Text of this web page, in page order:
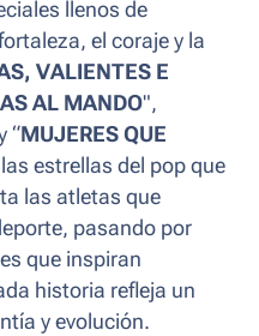
llenos de
el coraje y la
VALIENTES E
AL MANDO",
“MUJERES QUE
estrellas del pop que
las atletas que
pasando por
que inspiran
historia refleja un
y evolución.